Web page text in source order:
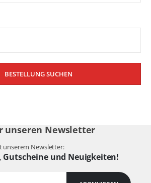
BESTELLUNG SUCHEN
unseren Newsletter
unserem Newsletter:
und Neuigkeiten!